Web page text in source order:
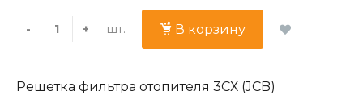
- + шт. В корзину
Решетка фильтра отопителя 3СХ (JCB)